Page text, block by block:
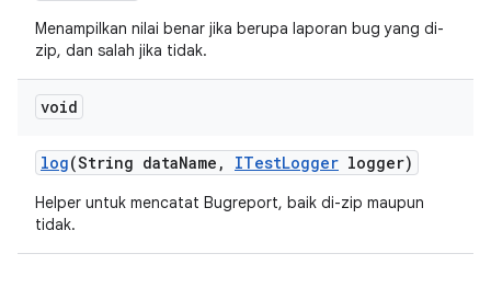
Menampilkan nilai benar jika berupa laporan bug yang di-
zip, dan salah jika tidak.
void
log(String dataName , ITestLogger logger)
Helper untuk mencatat Bugreport, baik di-zip maupun
tidak.